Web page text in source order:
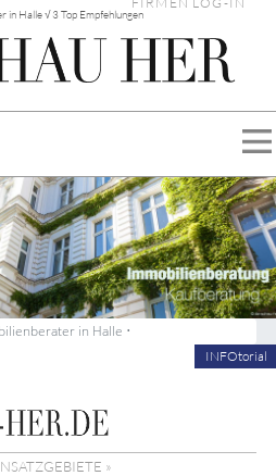
in Halle √ 3 Top Empfehlungen
in Halle •
INFOtorial
»